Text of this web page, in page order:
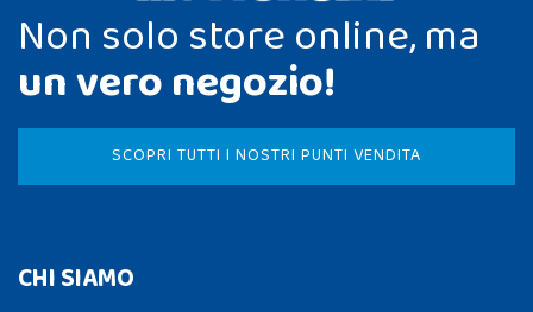
Non solo store online, ma
un vero negozio!
SCOPRI TUTTI I NOSTRI PUNTI VENDITA
CHI SIAMO